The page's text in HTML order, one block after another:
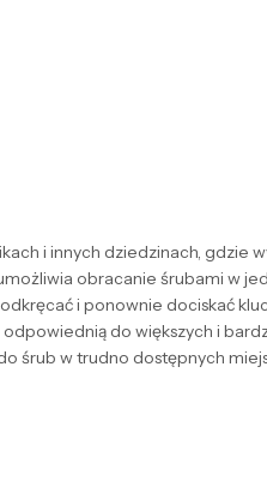
i innych dziedzinach, gdzie
obracanie śrubami w
i ponownie dociskać
do większych i
śrub w trudno dostępnych